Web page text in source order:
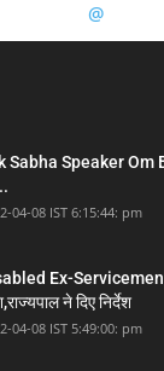
@
Sabha Speaker Om
04-08 IST 6:15:44: pm
Ex-Servicemen:
ने दिए निर्देश
04-08 IST 5:49:00: pm